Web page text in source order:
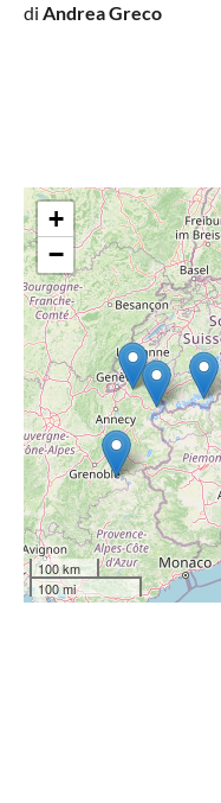
di Andrea Greco
+
−
100 km
100 mi